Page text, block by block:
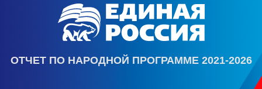
ОТЧЕТ ПО НАРОДНОЙ ПРОГРАММЕ 2021-2026